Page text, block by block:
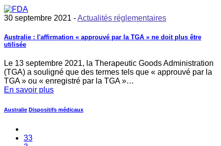
30 septembre 2021 -Actualités réglementaires
Australie : l'affirmation « approuvé par la TGA » ne doit plus être
utilisée
Le 13 septembre 2021, la Therapeutic Goods Administration
(TGA) a souligné que des termes tels que « approuvé par la
TGA » ou « enregistré par la TGA »…
En savoir plus
Australie Dispositifs médicaux
33